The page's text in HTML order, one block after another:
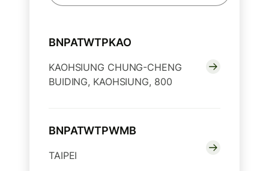
BNPATWTPKAO
KAOHSIUNG CHUNG-CHENG
BUIDING, KAOHSIUNG, 800
BNPATWTPWMB
TAIPEI